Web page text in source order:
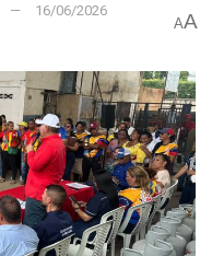
16/06/2026
AA